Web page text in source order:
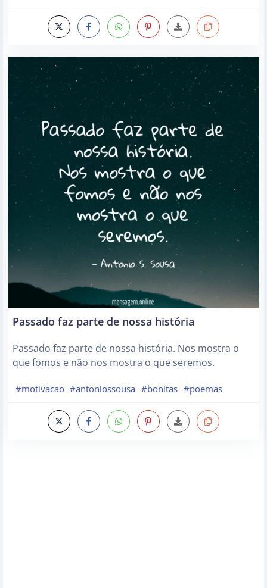
Passado faz parte de nossa história
Passado faz parte de nossa história. Nos mostra o
que fomos e não nos mostra o que seremos.
#motivacao #antoniossousa #bonitas #poemas